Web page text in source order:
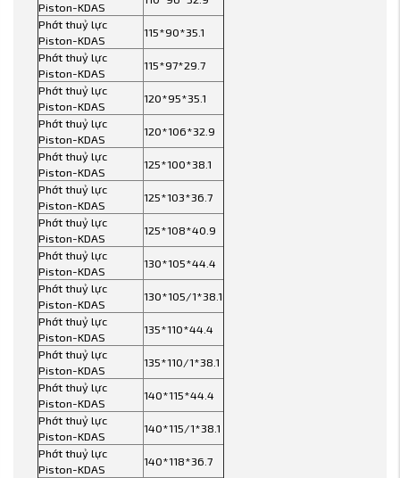
Piston-KDAS
Phớt thuỷ lực
Piston-KDAS
115*90*35.1
Phớt thuỷ lực
Piston-KDAS
115*97*29.7
Phớt thuỷ lực
Piston-KDAS
120*95*35.1
Phớt thuỷ lực
Piston-KDAS
120*106*32.9
Phớt thuỷ lực
Piston-KDAS
125*100*38.1
Phớt thuỷ lực
Piston-KDAS
125*103*36.7
Phớt thuỷ lực
Piston-KDAS
125*108*40.9
Phớt thuỷ lực
Piston-KDAS
130*105*44.4
Phớt thuỷ lực
Piston-KDAS
130*105/1*38.1
Phớt thuỷ lực
Piston-KDAS
135*110*44.4
Phớt thuỷ lực
Piston-KDAS
135*110/1*38.1
Phớt thuỷ lực
Piston-KDAS
140*115*44.4
Phớt thuỷ lực
Piston-KDAS
140*115/1*38.1
Phớt thuỷ lực
Piston-KDAS
140*118*36.7